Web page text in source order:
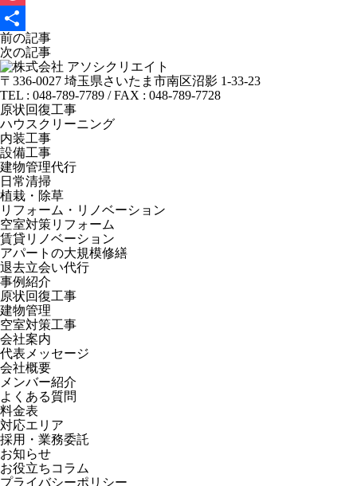
Pocket
共
有
投
稿
ナ
ビ
ゲ
ー
シ
ョ
ン
前の記事
次の記事
〒336-0027 埼玉県さいたま市南区沼影 1-33-23
TEL : 048-789-7789 / FAX : 048-789-7728
原状回復工事
ハウスクリーニング
内装工事
設備工事
建物管理代行
日常清掃
植栽・除草
リフォーム・リノベーション
空室対策リフォーム
賃貸リノベーション
アパートの大規模修繕
退去立会い代行
事例紹介
原状回復工事
建物管理
空室対策工事
会社案内
代表メッセージ
会社概要
メンバー紹介
よくある質問
料金表
対応エリア
採用・業務委託
お知らせ
お役立ちコラム
プライバシーポリシー